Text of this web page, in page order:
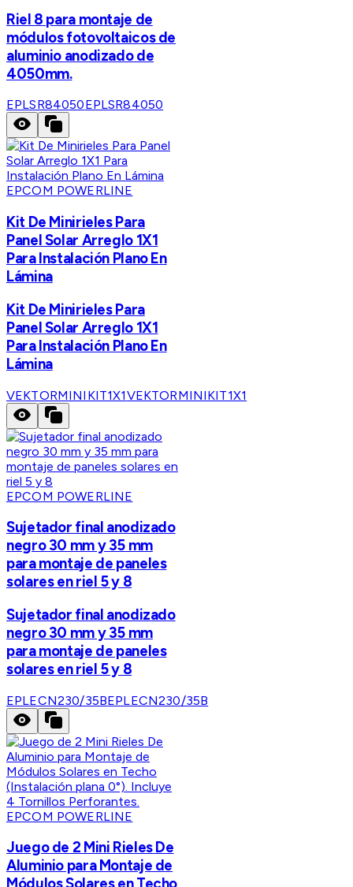
Riel 8 para montaje de
módulos fotovoltaicos de
aluminio anodizado de
4050mm.
EPLSR84050EPLSR84050
EPCOM POWERLINE
Kit De Minirieles Para
Panel Solar Arreglo 1X1
Para Instalación Plano En
Lámina
Kit De Minirieles Para
Panel Solar Arreglo 1X1
Para Instalación Plano En
Lámina
VEKTORMINIKIT1X1VEKTORMINIKIT1X1
EPCOM POWERLINE
Sujetador final anodizado
negro 30 mm y 35 mm
para montaje de paneles
solares en riel 5 y 8
Sujetador final anodizado
negro 30 mm y 35 mm
para montaje de paneles
solares en riel 5 y 8
EPLECN230/35BEPLECN230/35B
EPCOM POWERLINE
Juego de 2 Mini Rieles De
Aluminio para Montaje de